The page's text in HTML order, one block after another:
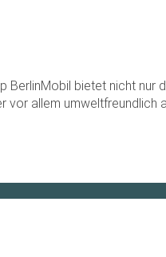
BerlinMobil bietet nicht nur
vor allem umweltfreundlich